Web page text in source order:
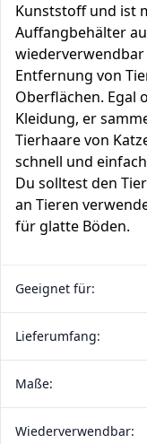
Kunststoff und ist
Auffangbehälter
Entfernung von
Oberflächen. Egal
Kleidung, er
Tierhaare von
schnell und
Du solltest den
an Tieren
für glatte Böden.
Geeignet für:
Lieferumfang:
Maße:
Wiederverwendbar: